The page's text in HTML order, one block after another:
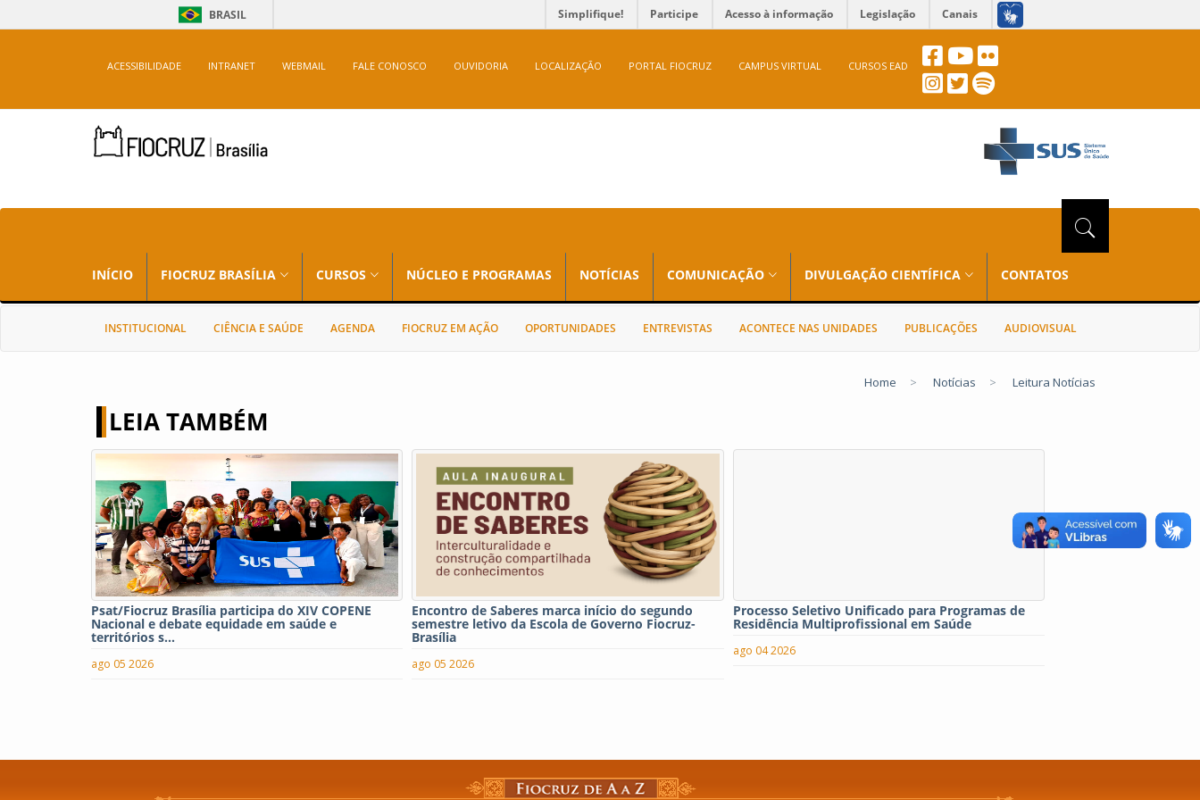
BRASIL Simplifique! Participe Acesso à informação Legislação Canais
ACESSIBILIDADE INTRANET WEBMAIL FALE CONOSCO OUVIDORIA LOCALIZAÇÃO PORTAL FIOCRUZ CAMPUS VIRTUAL CURSOS EAD
INÍCIO FIOCRUZ BRASÍLIA CURSOS NÚCLEO E PROGRAMAS NOTÍCIAS COMUNICAÇÃO DIVULGAÇÃO CIENTÍFICA CONTATOS
INSTITUCIONAL CIÊNCIA E SAÚDE AGENDA FIOCRUZ EM AÇÃO OPORTUNIDADES ENTREVISTAS ACONTECE NAS UNIDADES PUBLICAÇÕES AUDIOVISUAL
Home > Notícias > Leitura Notícias
LEIA TAMBÉM
Psat/Fiocruz Brasília participa do XIV COPENE
Nacional e debate equidade em saúde e
territórios s...
ago 05 2026
Encontro de Saberes marca início do segundo
semestre letivo da Escola de Governo Fiocruz-
Brasília
ago 05 2026
Processo Seletivo Unificado para Programas de
Residência Multiprofissional em Saúde
ago 04 2026